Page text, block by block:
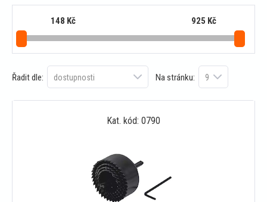
148 Kč 925 Kč
Řadit dle: Na stránku:
Kat. kód: 0790